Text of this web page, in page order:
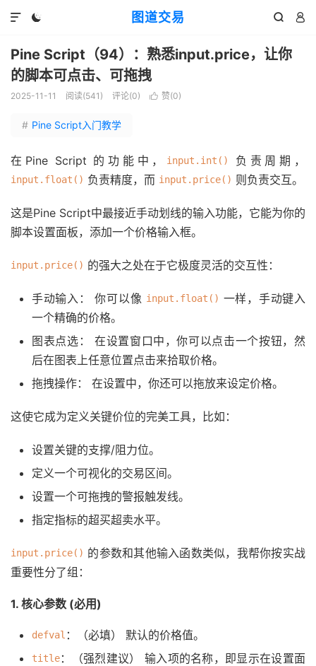
图道交易
  

Pine Script（94）：熟悉input.price，让你
的脚本可点击、可拖拽
2025-11-11 阅读(541 ) 评论(0)  赞(0)
# Pine Script入门教学
在Pine Script 的功能中， input.int() 负责周期，
input.float() 负责精度，而 input.price() 则负责交互。
这是Pine Script中最接近手动划线的输入功能，它能为你的
脚本设置面板，添加一个价格输入框。
input.price() 的强大之处在于它极度灵活的交互性：
手动输入： 你可以像 input.float() 一样，手动键入
一个精确的价格。
图表点选： 在设置窗口中，你可以点击一个按钮，然
后在图表上任意位置点击来拾取价格。
拖拽操作： 在设置中，你还可以拖放来设定价格。
这使它成为定义关键价位的完美工具，比如：
设置关键的支撑/阻力位。
定义一个可视化的交易区间。
设置一个可拖拽的警报触发线。
指定指标的超买超卖水平。
input.price() 的参数和其他输入函数类似，我帮你按实战
重要性分了组：
1. 核心参数 (必用)
defval ：（必填） 默认的价格值。
title：（强烈建议） 输入项的名称，即显示在设置面